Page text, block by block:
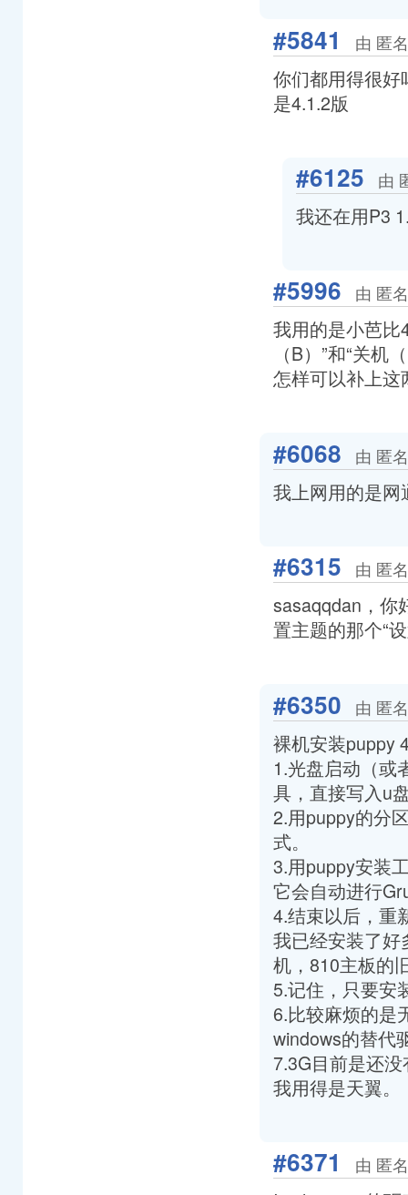
#5841 由 匿
你们都用得很好
是4.1.2版
#6125 由
我还在用P3
#5996 由 匿
我用的是小芭比
（B）”和“关
怎样可以补上
#6068 由 匿
我上网用的是网
#6315 由 匿
sasaqqdan，你
置主题的那个“
#6350 由 匿
裸机安装puppy
1.光盘启动（或
具，直接写入u
2.用puppy的分
式。
3.用puppy安装
它会自动进行
4.结束以后，重
我已经安装了好
机，810主板的
5.记住，只要安
6.比较麻烦的是
windows的替代
7.3G目前是还
我用得是天翼。
#6371 由 匿